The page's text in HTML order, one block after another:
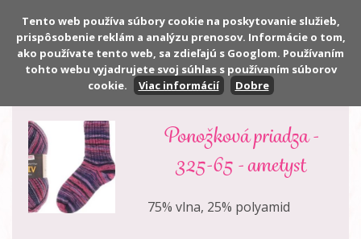
Počet:0 ks
Cena: 0,00 €
Ponožková priadza -
325-65 - ametyst
75% vlna, 25% polyamid
Tento web používa súbory cookie na poskytovanie služieb,
prispôsobenie reklám a analýzu prenosov. Informácie o tom,
ako používate tento web, sa zdieľajú s Googlom. Používaním
tohto webu vyjadrujete svoj súhlas s používaním súborov
cookie.
Viac informácií Dobre